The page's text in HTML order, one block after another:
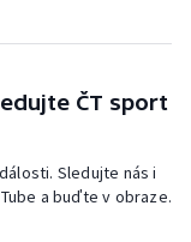
ČT sport
Sledujte nás i
a buďte v obraze.